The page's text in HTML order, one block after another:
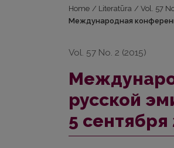
Home / Literatūra / Vol. 57
Международная
Vol. 57 No. 2 (2015)
русской
5 сентября